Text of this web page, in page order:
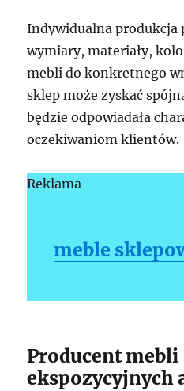
Indywidualna produkcja
wymiary, materiały,
mebli do konkretnego
sklep może zyskać
będzie odpowiadała
oczekiwaniom klientów.
Reklama
meble
Producent mebli
ekspozycyjnych